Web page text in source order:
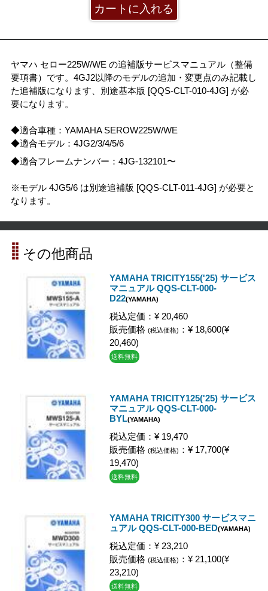
ヤマハ セロー225W/WE の追補版サービスマニュアル（整備
要項書）です。4GJ2以降のモデルの追加・変更点のみ記載し
た追補版になります、別途基本版 [QQS-CLT-010-4JG] が必
要になります。
◆適合車種：YAMAHA SEROW225W/WE
◆適合モデル：4JG2/3/4/5/6
◆適合フレームナンバー：4JG-132101〜
※モデル 4JG5/6 は別途追補版 [QQS-CLT-011-4JG] が必要と
なります。
その他商品
YAMAHA TRICITY155('25) サービス
マニュアル QQS-CLT-000-
D22(YAMAHA)
税込定価：¥ 20,460
販売価格 (税込価格) ：¥ 18,600(¥
20,460)
送料無料
YAMAHA TRICITY125('25) サービス
マニュアル QQS-CLT-000-
BYL(YAMAHA)
税込定価：¥ 19,470
販売価格 (税込価格) ：¥ 17,700(¥
19,470)
送料無料
YAMAHA TRICITY300 サービスマニ
ュアル QQS-CLT-000-BED(YAMAHA)
税込定価：¥ 23,210
販売価格 (税込価格) ：¥ 21,100(¥
23,210)
送料無料